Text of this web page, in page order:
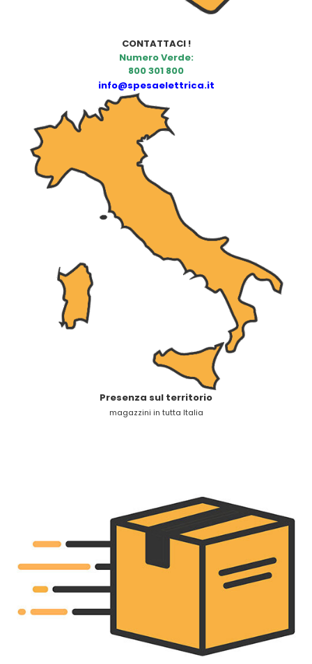
CONTATTACI !
Numero Verde:
800 301 800
info@spesaelettrica.it
Presenza sul territorio
magazzini in tutta Italia